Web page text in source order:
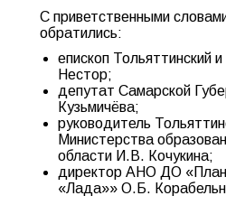
С приветственными
обратились:
епископ Тольяттинский
Нестор;
депутат Самарской
Кузьмичёва;
руководитель
Министерства
области И.В. Кочукина;
директор АНО ДО
«Лада»» О.Б.